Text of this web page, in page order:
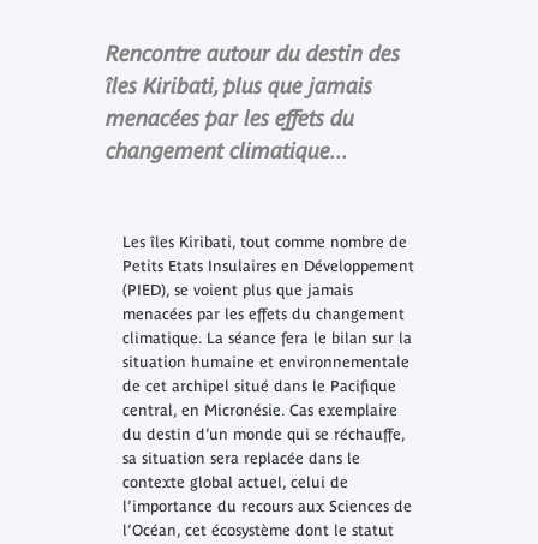
Rencontre autour du destin des
îles Kiribati, plus que jamais
menacées par les effets du
changement climatique...
Les îles Kiribati, tout comme nombre de
Petits Etats Insulaires en Développement
(PIED), se voient plus que jamais
menacées par les effets du changement
climatique. La séance fera le bilan sur la
situation humaine et environnementale
de cet archipel situé dans le Pacifique
central, en Micronésie. Cas exemplaire
du destin d’un monde qui se réchauffe,
sa situation sera replacée dans le
contexte global actuel, celui de
l’importance du recours aux Sciences de
l’Océan, cet écosystème dont le statut